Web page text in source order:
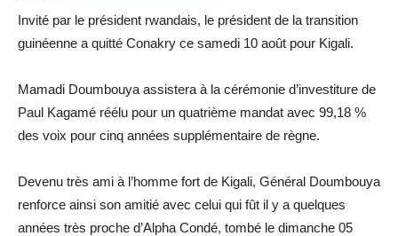
Invité par le président rwandais, le président de la transition
guinéenne a quitté Conakry ce samedi 10 août pour Kigali.
Mamadi Doumbouya assistera à la cérémonie d’investiture de
Paul Kagamé réélu pour un quatrième mandat avec 99,18 %
des voix pour cinq années supplémentaire de règne.
Devenu très ami à l’homme fort de Kigali, Général Doumbouya
renforce ainsi son amitié avec celui qui fût il y a quelques
années très proche d’Alpha Condé, tombé le dimanche 05